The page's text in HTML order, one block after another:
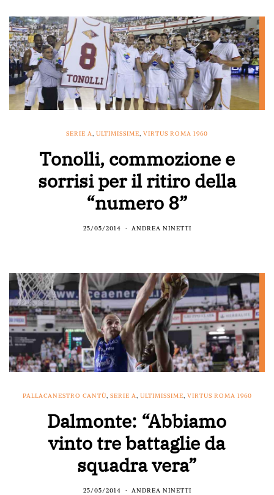
SERIE A, ULTIMISSIME, VIRTUS ROMA 1960
Tonolli, commozione e
sorrisi per il ritiro della
“numero 8”
25/05/2014 ANDREA NINETTI
PALLACANESTRO CANTÙ, SERIE A, ULTIMISSIME, VIRTUS ROMA 1960
Dalmonte: “Abbiamo
vinto tre battaglie da
squadra vera”
25/05/2014 ANDREA NINETTI